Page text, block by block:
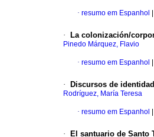
· resumo em Espanhol
· La colonización/
Pinedo Márquez, Flavio
· resumo em Espanhol
· Discursos de
Rodríguez, María Teresa
· resumo em Espanhol
· El santuario de Santo